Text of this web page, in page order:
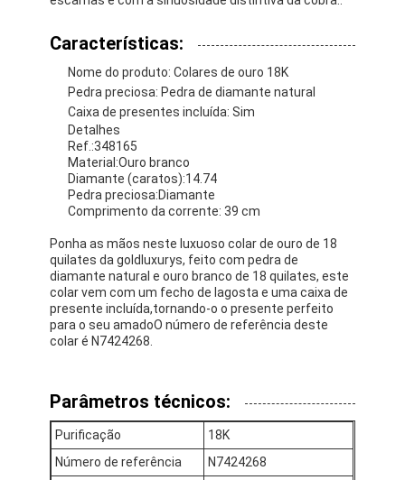
Para casa
Vídeos
Sobre nós
Características:
Nome do produto: Colares de ouro 18K
Pedra preciosa: Pedra de diamante natural
Caixa de presentes incluída: Sim
Detalhes
Ref.:348165
Material:Ouro branco
Diamante (caratos):14.74
Pedra preciosa:Diamante
Comprimento da corrente: 39 cm
Ponha as mãos neste luxuoso colar de ouro de 18
quilates da goldluxurys, feito com pedra de
diamante natural e ouro branco de 18 quilates, este
colar vem com um fecho de lagosta e uma caixa de
presente incluída,tornando-o o presente perfeito
para o seu amadoO número de referência deste
colar é N7424268.
Parâmetros técnicos:
Purificação
18K
Número de referência
N7424268